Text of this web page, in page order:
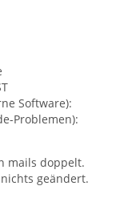
Software):
Problemen):
mails doppelt.
geändert.